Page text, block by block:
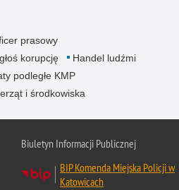
prasowy
korupcję
Handel ludźmi
podległe KMP
i środkowiska
Biuletyn Informacji Publicznej
BIP Komenda Miejska Policji w
Katowicach